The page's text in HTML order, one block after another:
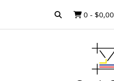
0 - $0,00